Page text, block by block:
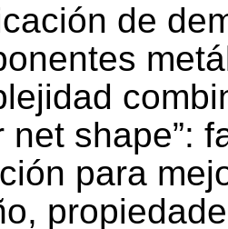
de
net shape”:
para